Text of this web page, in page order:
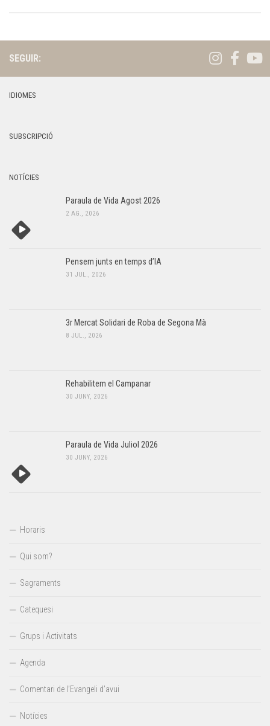
SEGUIR:
IDIOMES
SUBSCRIPCIÓ
NOTÍCIES
Paraula de Vida Agost 2026
2 AG., 2026
Pensem junts en temps d’IA
31 JUL., 2026
3r Mercat Solidari de Roba de Segona Mà
8 JUL., 2026
Rehabilitem el Campanar
30 JUNY, 2026
Paraula de Vida Juliol 2026
30 JUNY, 2026
Horaris
Qui som?
Sagraments
Catequesi
Grups i Activitats
Agenda
Comentari de l’Evangeli d’avui
Notícies